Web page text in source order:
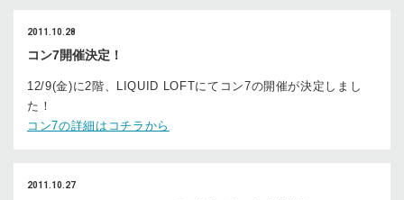
2011.10.28
コン7開催決定！
12/9(金)に2階、LIQUID LOFTにてコン7の開催が決定しまし
た！
コン7の詳細はコチラから
2011.10.27